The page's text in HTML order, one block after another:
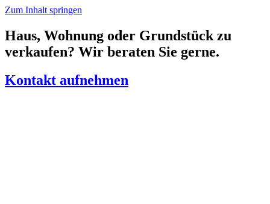
Zum Inhalt springen
Haus, Wohnung oder Grundstück zu
verkaufen? Wir beraten Sie gerne.
Kontakt aufnehmen